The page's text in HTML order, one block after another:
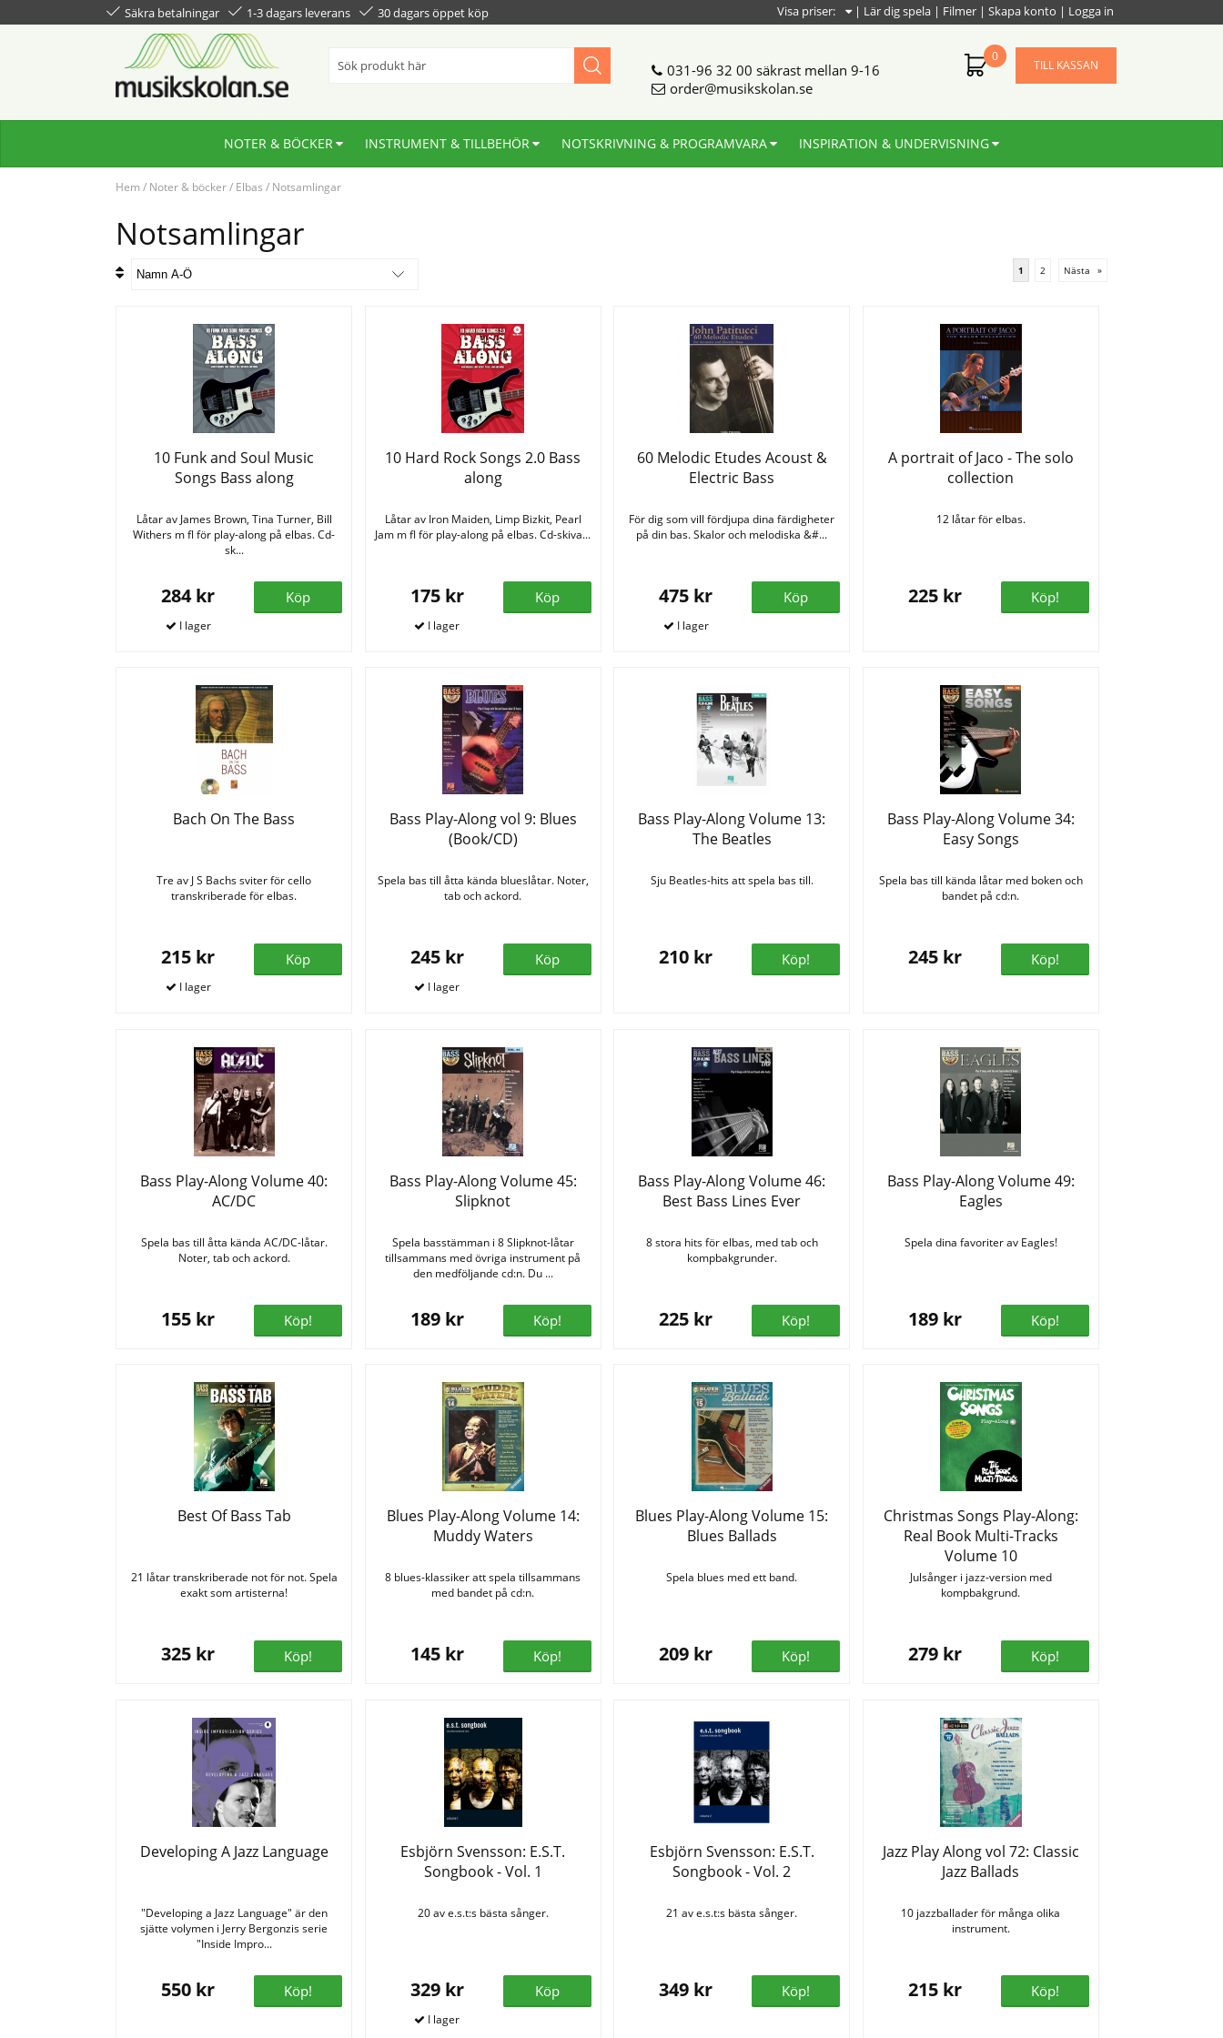
Säkra betalningar 1-3 dagars leverans 30 dagars öppet köp | Lär dig spela | Filmer | Skapa konto | Logga in
Visa priser:
031-96 32 00 säkrast mellan 9-16
order@musikskolan.se
0
TILL KASSAN
NOTER & BÖCKER INSTRUMENT & TILLBEHÖR NOTSKRIVNING & PROGRAMVARA INSPIRATION & UNDERVISNING
Hem / Noter & böcker/ Elbas / Notsamlingar
Notsamlingar
1 2 Nästa »
10 Funk and Soul Music
Songs Bass along
Låtar av James Brown, Tina Turner, Bill
Withers m fl för play-along på elbas. Cd-
sk...
284 kr Köp
10 Hard Rock Songs 2.0 Bass
along
Låtar av Iron Maiden, Limp Bizkit, Pearl
Jam m fl för play-along på elbas. Cd-skiva...
175 kr Köp
60 Melodic Etudes Acoust &
Electric Bass
För dig som vill fördjupa dina färdigheter
på din bas. Skalor och melodiska &#...
475 kr Köp
A portrait of Jaco - The solo
collection
12 låtar för elbas.
225 kr Köp!
Bach On The Bass
Tre av J S Bachs sviter för cello
transkriberade för elbas.
215 kr Köp
Bass Play-Along vol 9: Blues
(Book/CD)
Spela bas till åtta kända blueslåtar. Noter,
tab och ackord.
245 kr Köp
Bass Play-Along Volume 13:
The Beatles
Sju Beatles-hits att spela bas till.
210 kr Köp!
Bass Play-Along Volume 34:
Easy Songs
Spela bas till kända låtar med boken och
bandet på cd:n.
245 kr Köp!
Bass Play-Along Volume 40:
AC/DC
Spela bas till åtta kända AC/DC-låtar.
Noter, tab och ackord.
155 kr Köp!
Bass Play-Along Volume 45:
Slipknot
Spela basstämman i 8 Slipknot-låtar
tillsammans med övriga instrument på
den medföljande cd:n. Du ...
189 kr Köp!
Bass Play-Along Volume 46:
Best Bass Lines Ever
8 stora hits för elbas, med tab och
kompbakgrunder.
225 kr Köp!
Bass Play-Along Volume 49:
Eagles
Spela dina favoriter av Eagles!
189 kr Köp!
Best Of Bass Tab
21 låtar transkriberade not för not. Spela
exakt som artisterna!
325 kr Köp!
Blues Play-Along Volume 14:
Muddy Waters
8 blues-klassiker att spela tillsammans
med bandet på cd:n.
145 kr Köp!
Blues Play-Along Volume 15:
Blues Ballads
Spela blues med ett band.
209 kr Köp!
Christmas Songs Play-Along:
Real Book Multi-Tracks
Volume 10
Julsånger i jazz-version med
kompbakgrund.
279 kr Köp!
Developing A Jazz Language
"Developing a Jazz Language" är den
sjätte volymen i Jerry Bergonzis serie
"Inside Impro...
550 kr Köp!
Esbjörn Svensson: E.S.T.
Songbook - Vol. 1
20 av e.s.t:s bästa sånger.
329 kr Köp
Esbjörn Svensson: E.S.T.
Songbook - Vol. 2
21 av e.s.t:s bästa sånger.
349 kr Köp!
Jazz Play Along vol 72: Classic
Jazz Ballads
10 jazzballader för många olika
instrument.
215 kr Köp!